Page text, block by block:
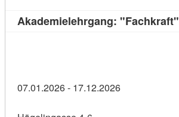
Akademielehrgang: "Fachkraft"
07.01.2026 - 17.12.2026